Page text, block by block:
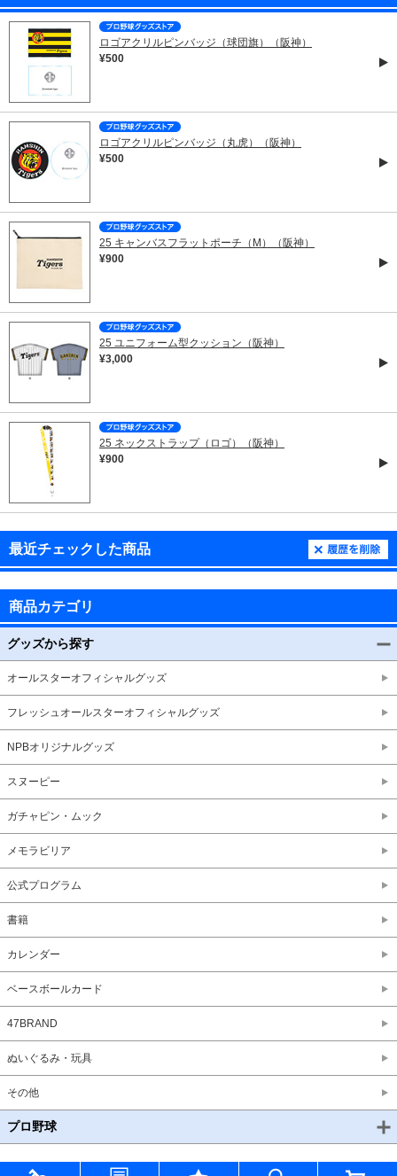
ロゴアクリルピンバッジ（球団旗）（阪神）
¥500
ロゴアクリルピンバッジ（丸虎）（阪神）
¥500
25 キャンバスフラットポーチ（M）（阪神）
¥900
25 ユニフォーム型クッション（阪神）
¥3,000
25 ネックストラップ（ロゴ）（阪神）
¥900
最近チェックした商品
商品カテゴリ
グッズから探す
オールスターオフィシャルグッズ
フレッシュオールスターオフィシャルグッズ
NPBオリジナルグッズ
スヌーピー
ガチャピン・ムック
メモラビリア
公式プログラム
書籍
カレンダー
ベースボールカード
47BRAND
ぬいぐるみ・玩具
その他
プロ野球